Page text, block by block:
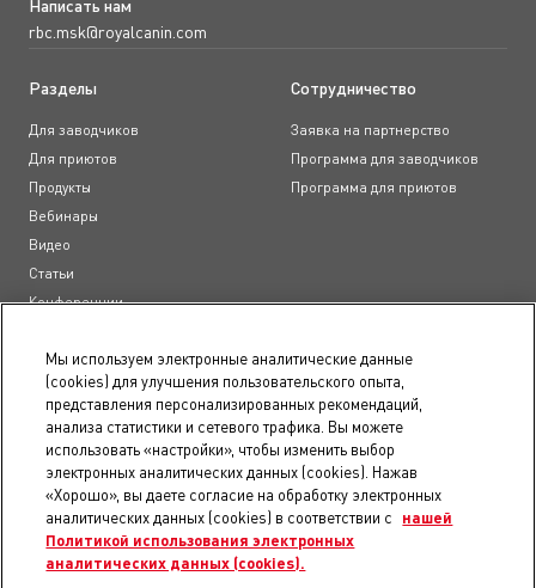
Написать нам
rbc.msk@royalcanin.com
Разделы
Для заводчиков
Для приютов
Продукты
Вебинары
Видео
Статьи
Конференции
Сотрудничество
Заявка на партнерство
Программа для заводчиков
Программа для приютов
Документы
Пользовательское соглашение
Положение о конфиденциальности
Правила использования сайта
Доступность
Карта сайта
Уведомление о файлах электронных аналитических данных
Мы используем электронные аналитические данные
(cookies) для улучшения пользовательского опыта,
представления персонализированных рекомендаций,
анализа статистики и сетевого трафика. Вы можете
использовать «настройки», чтобы изменить выбор
электронных аналитических данных (cookies). Нажав
«Хорошо», вы даете согласие на обработку электронных
аналитических данных (cookies) в соответствии с
нашей
Политикой использования электронных
аналитических данных (cookies).